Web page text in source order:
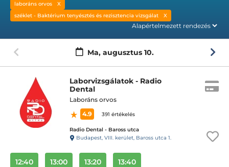
laboráns orvos
széklet - Baktérium tenyésztés és rezisztencia vizsgálat
Ma, augusztus 10.
Laborvizsgálatok - Radio
Dental
Laboráns orvos
4.9
391 értékelés
Radio Dental - Baross utca
Budapest, VIII. kerület, Baross utca 1.
12:40 13:00 13:20 13:40